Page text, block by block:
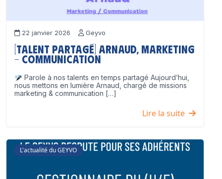
22 janvier 2026 Geyvo
[Talent partagé] Arnaud, Marketing
– Communication
Parole à nos talents en temps partagé Aujourd’hui,
nous mettons en lumière Arnaud, chargé de missions
marketing & communication […]
Lire la suite
L'actualité du GEYVO